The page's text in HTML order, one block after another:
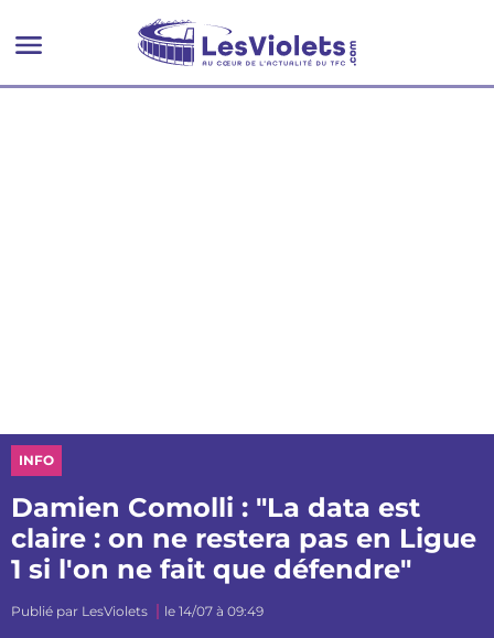
INFO
Damien Comolli : "La data est
claire : on ne restera pas en Ligue
1 si l'on ne fait que défendre"
Publié par LesViolets le 14/07 à 09:49